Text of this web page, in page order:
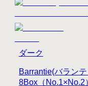
Barrantie(バラン
8Box（No.1×No.2
ダーク